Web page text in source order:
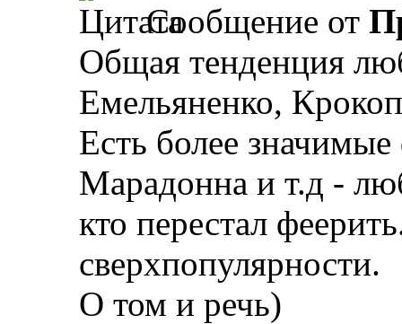
Сообщение от
Общая тенденция
Емельяненко,
Есть более
Марадонна и т.д -
кто перестал
сверхпопулярности.
О том и речь)